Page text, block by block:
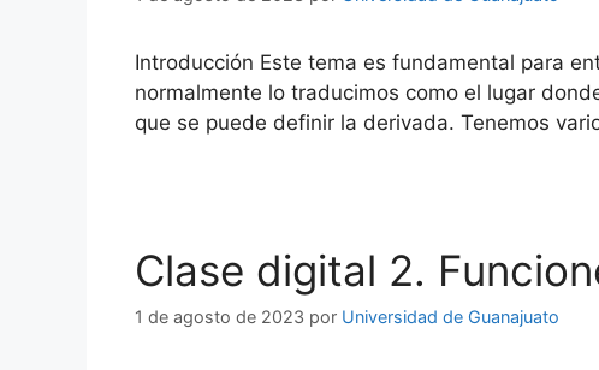
Introducción Este tema es fundamental para
normalmente lo traducimos como el lugar
que se puede definir la derivada. Tenemos
Clase digital 2.
1 de agosto de 2023 por Universidad de Guanajuato